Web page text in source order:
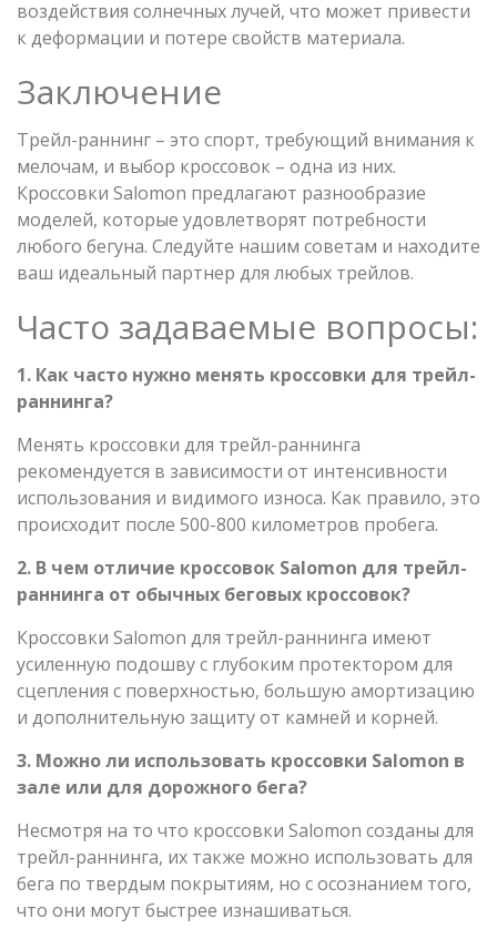
воздействия солнечных лучей, что может привести
к деформации и потере свойств материала.
Заключение
Трейл-раннинг – это спорт, требующий внимания к
мелочам, и выбор кроссовок – одна из них.
Кроссовки Salomon предлагают разнообразие
моделей, которые удовлетворят потребности
любого бегуна. Следуйте нашим советам и находите
ваш идеальный партнер для любых трейлов.
Часто задаваемые вопросы:
1. Как часто нужно менять кроссовки для трейл-
раннинга?
Менять кроссовки для трейл-раннинга
рекомендуется в зависимости от интенсивности
использования и видимого износа. Как правило, это
происходит после 500-800 километров пробега.
2. В чем отличие кроссовок Salomon для трейл-
раннинга от обычных беговых кроссовок?
Кроссовки Salomon для трейл-раннинга имеют
усиленную подошву с глубоким протектором для
сцепления с поверхностью, большую амортизацию
и дополнительную защиту от камней и корней.
3. Можно ли использовать кроссовки Salomon в
зале или для дорожного бега?
Несмотря на то что кроссовки Salomon созданы для
трейл-раннинга, их также можно использовать для
бега по твердым покрытиям, но с осознанием того,
что они могут быстрее изнашиваться.